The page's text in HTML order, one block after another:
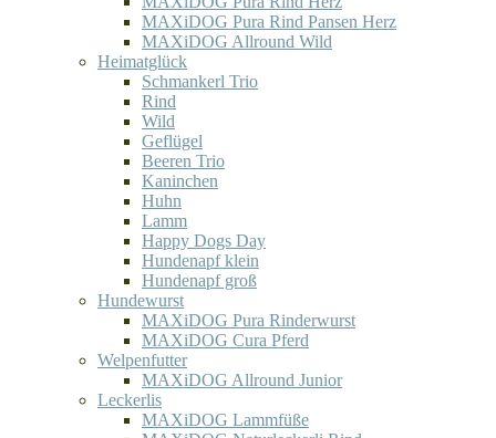
MAXiDOG Pura Rind Pansen Herz
MAXiDOG Allround Wild
Heimatglück
Schmankerl Trio
Rind
Wild
Geflügel
Beeren Trio
Kaninchen
Huhn
Lamm
Happy Dogs Day
Hundenapf klein
Hundenapf groß
Hundewurst
MAXiDOG Pura Rinderwurst
MAXiDOG Cura Pferd
Welpenfutter
MAXiDOG Allround Junior
Leckerlis
MAXiDOG Lammfüße